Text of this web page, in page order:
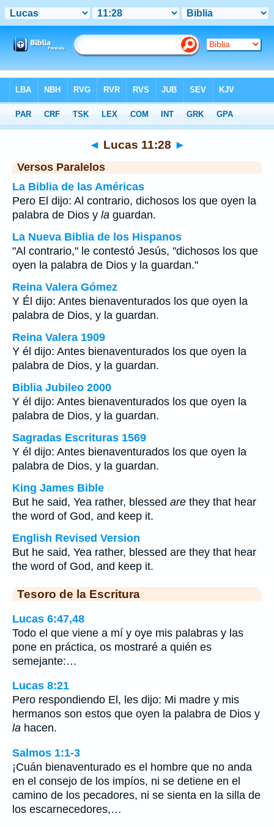
>Lucas > Capítulo 11> Verso 28
◄ Lucas 11:28 ►
Versos Paralelos
La Biblia de las Américas
Pero El dijo: Al contrario, dichosos los que oyen la
palabra de Dios y la guardan.
La Nueva Biblia de los Hispanos
"Al contrario," le contestó Jesús, "dichosos los que
oyen la palabra de Dios y la guardan."
Reina Valera Gómez
Y Él dijo: Antes bienaventurados los que oyen la
palabra de Dios, y la guardan.
Reina Valera 1909
Y él dijo: Antes bienaventurados los que oyen la
palabra de Dios, y la guardan.
Biblia Jubileo 2000
Y él dijo: Antes bienaventurados los que oyen la
palabra de Dios, y la guardan.
Sagradas Escrituras 1569
Y él dijo: Antes bienaventurados los que oyen la
palabra de Dios, y la guardan.
King James Bible
But he said, Yea rather, blessed are they that hear
the word of God, and keep it.
English Revised Version
But he said, Yea rather, blessed are they that hear
the word of God, and keep it.
Tesoro de la Escritura
Lucas 6:47,48
Todo el que viene a mí y oye mis palabras y las
pone en práctica, os mostraré a quién es
semejante:…
Lucas 8:21
Pero respondiendo El, les dijo: Mi madre y mis
hermanos son estos que oyen la palabra de Dios y
la hacen.
Salmos 1:1-3
¡Cuán bienaventurado es el hombre que no anda
en el consejo de los impíos, ni se detiene en el
camino de los pecadores, ni se sienta en la silla de
los escarnecedores,…